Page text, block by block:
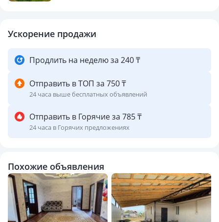
Ускорение продажи
Продлить на неделю за 240 ₸
Отправить в ТОП за 750 ₸
24 часа выше бесплатных объявлений
Отправить в Горячие за 785 ₸
24 часа в Горячих предложениях
Похожие объявления